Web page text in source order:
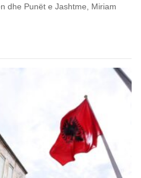
dhe Punët e Jashtme, Miriam